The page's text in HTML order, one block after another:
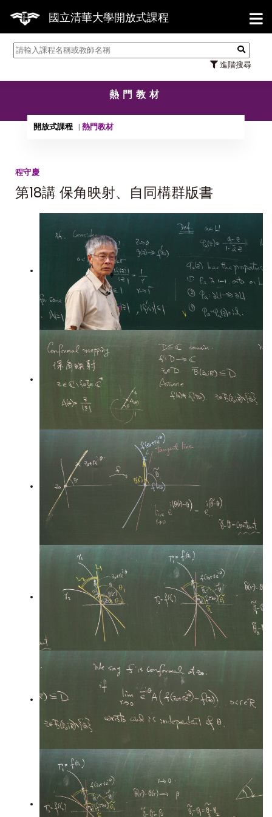
國立清華大學開放式課程
進階搜尋
【7/
熱門教材
開放式課程 熱門教材
程守慶
第18講 保角映射、自同構群版書